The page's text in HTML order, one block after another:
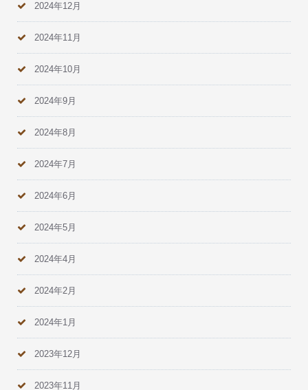
2024年12月
2024年11月
2024年10月
2024年9月
2024年8月
2024年7月
2024年6月
2024年5月
2024年4月
2024年2月
2024年1月
2023年12月
2023年11月